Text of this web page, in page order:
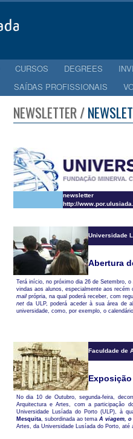
CURSOS DEGREES
SAÍDAS PROFISSIONAIS
NEWSLETTER /
newsletter
http://
Universidade
Abertura
Terá início, no próximo dia 26 de Setembro, o
vindas aos alunos, especialmente aos recém
mail própria, na qual poderá receber, com
netda ULP, poderá aceder à sua área de
universidade, como, por exemplo, o
Faculdade de
Exposição
No dia 10 de Outubro, segunda-feira,
Arquitectura e Artes, com a participação
Universidade Lusíada do Porto (ULP), à
Mesquita, subordinada ao tema A viagem, o
Artes, da Universidade Lusíada do Porto, até